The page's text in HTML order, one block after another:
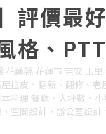
評價最
格、
花蓮縣 花蓮市 吉安 玉
拉皮、翻新、翻修、
料理 餐廳、大坪數、
空間設計、辦公室設